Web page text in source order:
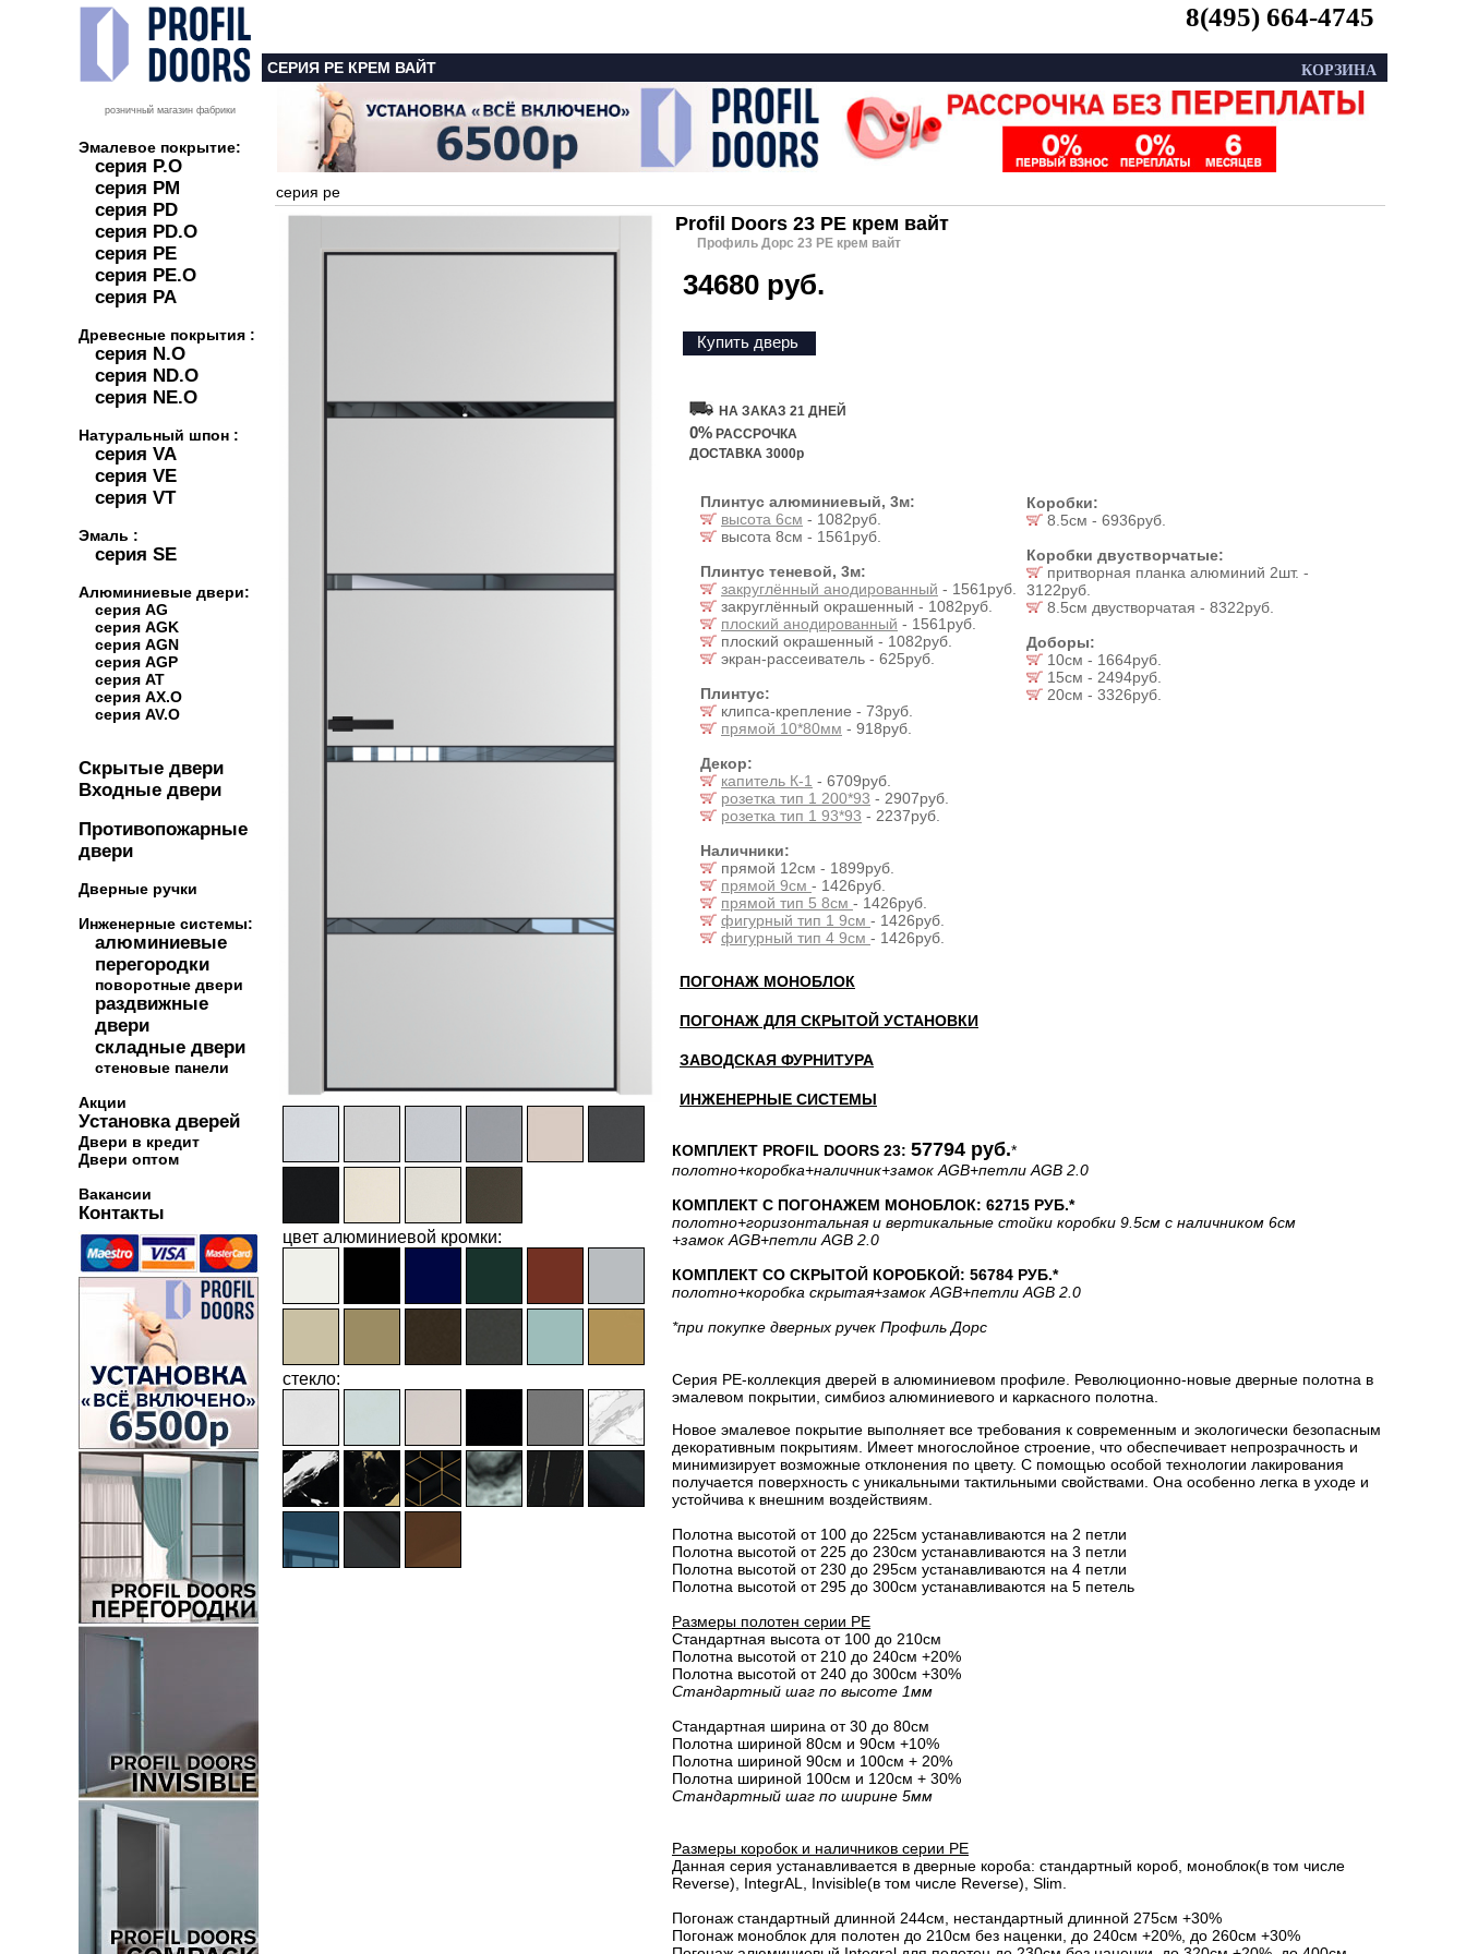
розничный магазин фабрики
Эмалевое покрытие:
серия P.O
серия PM
серия PD
серия PD.O
серия PE
серия PE.O
серия PA
Древесные покрытия :
серия N.O
серия ND.O
серия NE.O
Натуральный шпон :
серия VA
серия VE
серия VT
Эмаль :
серия SE
Алюминиевые двери:
серия AG
серия AGK
серия AGN
серия AGP
серия AT
серия AX.O
серия AV.O
Скрытые двери
Входные двери
Противопожарные
двери
Дверные ручки
Инженерные системы:
алюминиевые
перегородки
поворотные двери
раздвижные
двери
складные двери
стеновые панели
Акции
Установка дверей
Двери в кредит
Двери оптом
Вакансии
Контакты
8(495) 664-4745
КОРЗИНА
СЕРИЯ PE КРЕМ ВАЙТ
серия pe
цвет алюминиевой кромки:
стекло:
Profil Doors 23 PE крем вайт
Профиль Дорс 23 PE крем вайт
34680 руб.
Купить дверь
НА ЗАКАЗ 21 ДНЕЙ
0% РАССРОЧКА
ДОСТАВКА 3000р
Плинтус алюминиевый, 3м:
высота 6см - 1082руб.
высота 8см - 1561руб.
Плинтус теневой, 3м:
закруглённый анодированный - 1561руб.
закруглённый окрашенный - 1082руб.
плоский анодированный - 1561руб.
плоский окрашенный - 1082руб.
экран-рассеиватель - 625руб.
Плинтус:
клипса-крепление - 73руб.
прямой 10*80мм - 918руб.
Декор:
капитель К-1 - 6709руб.
розетка тип 1 200*93 - 2907руб.
розетка тип 1 93*93 - 2237руб.
Наличники:
прямой 12см - 1899руб.
прямой 9см - 1426руб.
прямой тип 5 8см - 1426руб.
фигурный тип 1 9см - 1426руб.
фигурный тип 4 9см - 1426руб.
Коробки:
8.5см - 6936руб.
Коробки двустворчатые:
притворная планка алюминий 2шт. -
3122руб.
8.5см двустворчатая - 8322руб.
Доборы:
10см - 1664руб.
15см - 2494руб.
20см - 3326руб.
ПОГОНАЖ МОНОБЛОК
ПОГОНАЖ ДЛЯ СКРЫТОЙ УСТАНОВКИ
ЗАВОДСКАЯ ФУРНИТУРА
ИНЖЕНЕРНЫЕ СИСТЕМЫ
КОМПЛЕКТ PROFIL DOORS 23: 57794 руб.*
полотно+коробка+наличник+замок AGB+петли AGB 2.0
КОМПЛЕКТ С ПОГОНАЖЕМ МОНОБЛОК: 62715 РУБ.*
полотно+горизонтальная и вертикальные стойки коробки 9.5см с наличником 6см
+замок AGB+петли AGB 2.0
КОМПЛЕКТ СО СКРЫТОЙ КОРОБКОЙ: 56784 РУБ.*
полотно+коробка скрытая+замок AGB+петли AGB 2.0
*при покупке дверных ручек Профиль Дорс
Серия PE-коллекция дверей в алюминиевом профиле. Революционно-новые дверные полотна в
эмалевом покрытии, симбиоз алюминиевого и каркасного полотна.
Новое эмалевое покрытие выполняет все требования к современным и экологически безопасным
декоративным покрытиям. Имеет многослойное строение, что обеспечивает непрозрачность и
минимизирует возможные отклонения по цвету. С помощью особой технологии лакирования
получается поверхность с уникальными тактильными свойствами. Она особенно легка в уходе и
устойчива к внешним воздействиям.
Полотна высотой от 100 до 225см устанавливаются на 2 петли
Полотна высотой от 225 до 230см устанавливаются на 3 петли
Полотна высотой от 230 до 295см устанавливаются на 4 петли
Полотна высотой от 295 до 300см устанавливаются на 5 петель
Размеры полотен серии PE
Стандартная высота от 100 до 210см
Полотна высотой от 210 до 240см +20%
Полотна высотой от 240 до 300см +30%
Стандартный шаг по высоте 1мм
Стандартная ширина от 30 до 80см
Полотна шириной 80cм и 90cм +10%
Полотна шириной 90см и 100см + 20%
Полотна шириной 100см и 120см + 30%
Стандартный шаг по ширине 5мм
Размеры коробок и наличников серии PE
Данная серия устанавливается в дверные короба: стандартный короб, моноблок(в том числе
Reverse), IntegrAL, Invisible(в том числе Reverse), Slim.
Погонаж стандартный длинной 244см, нестандартный длинной 275см +30%
Погонаж моноблок для полотен до 210см без наценки, до 240см +20%, до 260см +30%